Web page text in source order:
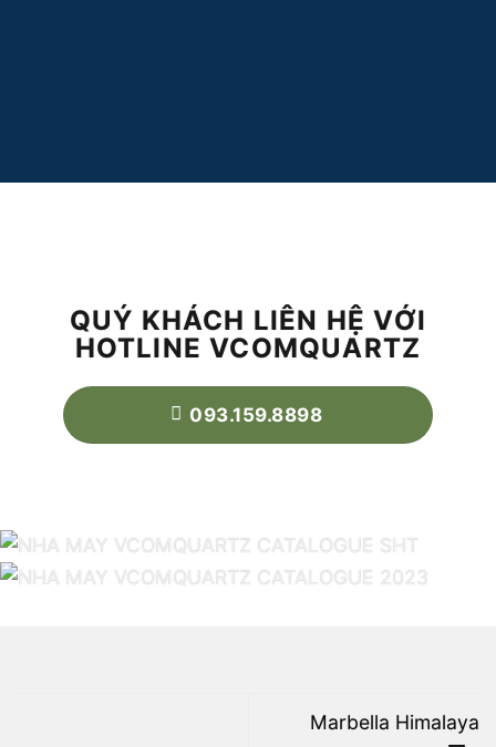
QUÝ KHÁCH LIÊN HỆ VỚI
HOTLINE VCOMQUARTZ
093.159.8898
Marbella Himalaya